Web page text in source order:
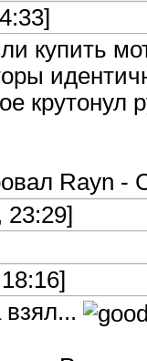
купить
крутонул
Rayn -
взял...